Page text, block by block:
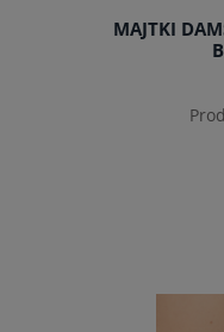
MAJTKI